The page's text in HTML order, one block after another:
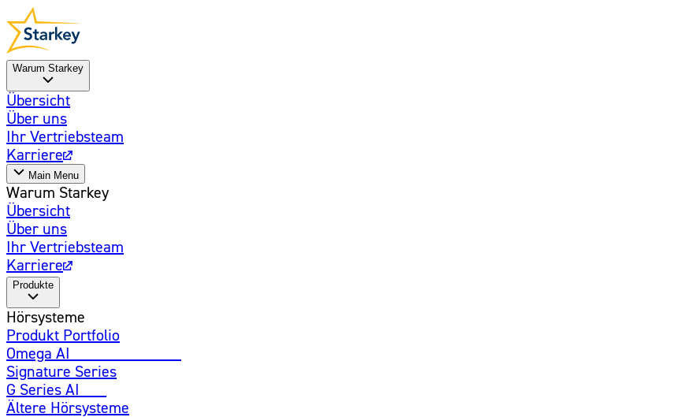
Warum Starkey
Übersicht
Über uns
Ihr Vertriebsteam
Karriere
Main Menu
Warum Starkey
Übersicht
Über uns
Ihr Vertriebsteam
Karriere
Produkte
Hörsysteme
Produkt Portfolio
Omega AI
Signature Series
G Series AI
Ältere Hörsysteme